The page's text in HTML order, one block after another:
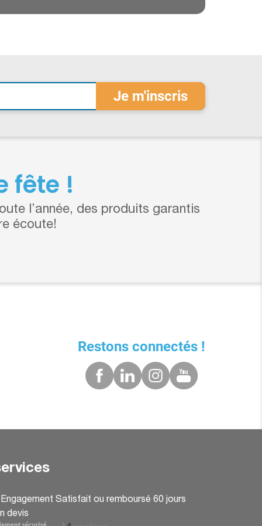
fête !
l’année, des produits garantis
écoute!
Restons connectés !
Satisfait ou remboursé 60 jours
devis